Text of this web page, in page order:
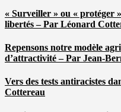
« Surveiller » ou « protéger
libertés – Par Léonard
Repensons notre modèle
d’attractivité – Par Jean-
Vers des tests antiracistes
Cottereau